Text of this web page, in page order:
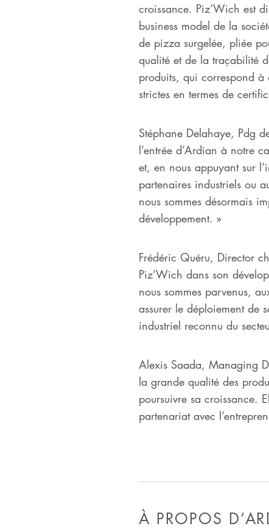
croissance. Piz’Wich est
business model de la
de pizza surgelée, pliée
qualité et de la traçabilité
produits, qui correspond à
strictes en termes de
Stéphane Delahaye, Pdg
l’entrée d’Ardian à notre
et, en nous appuyant sur
partenaires industriels ou
nous sommes désormais
développement. »
Frédéric Quéru, Director
Piz’Wich dans son
nous sommes parvenus,
assurer le déploiement de
industriel reconnu du
Alexis Saada, Managing
la grande qualité des
poursuivre sa croissance.
partenariat avec
À PROPOS